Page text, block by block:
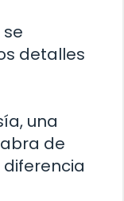
detalles
una
de